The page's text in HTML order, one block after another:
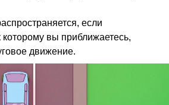
если
которому вы приближаетесь,
движение.